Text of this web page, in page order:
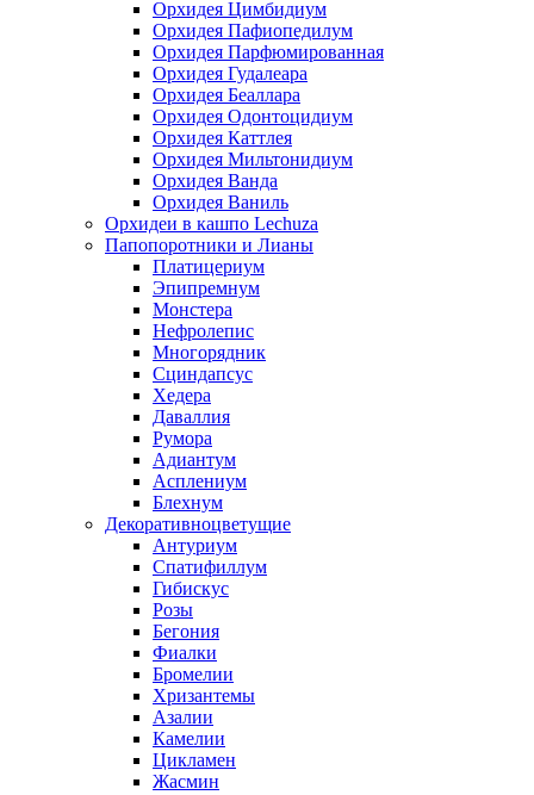
Орхидея Цимбидиум
Орхидея Пафиопедилум
Орхидея Парфюмированная
Орхидея Гудалеара
Орхидея Беаллара
Орхидея Одонтоцидиум
Орхидея Каттлея
Орхидея Мильтонидиум
Орхидея Ванда
Орхидея Ваниль
Орхидеи в кашпо Lechuza
Папопоротники и Лианы
Платицериум
Эпипремнум
Монстера
Нефролепис
Многорядник
Сциндапсус
Хедера
Даваллия
Румора
Адиантум
Асплениум
Блехнум
Декоративноцветущие
Антуриум
Спатифиллум
Гибискус
Розы
Бегония
Фиалки
Бромелии
Хризантемы
Азалии
Камелии
Цикламен
Жасмин